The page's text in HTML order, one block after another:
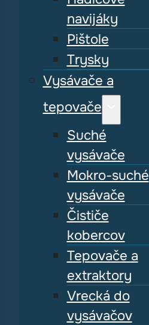
navijáky
Pištole
Trysky
Vysávače a
tepovače
Suché
vysávače
Mokro-suché
vysávače
Čističe
kobercov
Tepovače a
extraktory
Vrecká do
vysávačov